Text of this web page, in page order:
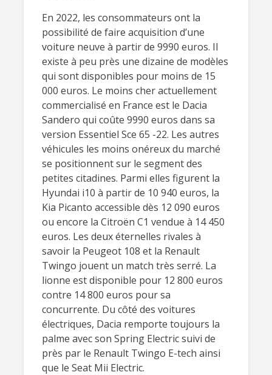
En 2022, les consommateurs ont la
possibilité de faire acquisition d’une
voiture neuve à partir de 9990 euros. Il
existe à peu près une dizaine de modèles
qui sont disponibles pour moins de 15
000 euros. Le moins cher actuellement
commercialisé en France est le Dacia
Sandero qui coûte 9990 euros dans sa
version Essentiel Sce 65 -22. Les autres
véhicules les moins onéreux du marché
se positionnent sur le segment des
petites citadines. Parmi elles figurent la
Hyundai i10 à partir de 10 940 euros, la
Kia Picanto accessible dès 12 090 euros
ou encore la Citroën C1 vendue à 14 450
euros. Les deux éternelles rivales à
savoir la Peugeot 108 et la Renault
Twingo jouent un match très serré. La
lionne est disponible pour 12 800 euros
contre 14 800 euros pour sa
concurrente. Du côté des voitures
électriques, Dacia remporte toujours la
palme avec son Spring Electric suivi de
près par le Renault Twingo E-tech ainsi
que le Seat Mii Electric.